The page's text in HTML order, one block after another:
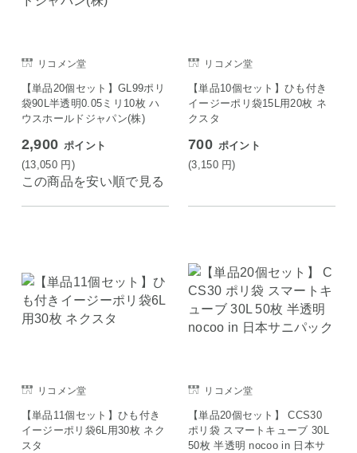
リコメン堂
【単品20個セット】GL99ポリ
袋90L半透明0.05ミリ10枚 ハ
ウスホールドジャパン(株)
2,900 ポイント
(13,050 円 )
この商品を安い順で見る
リコメン堂
【単品10個セット】ひも付き
イージーポリ袋15L用20枚 ネ
クスタ
700 ポイント
(3,150 円)
リコメン堂
【単品11個セット】ひも付き
イージーポリ袋6L用30枚 ネク
スタ
リコメン堂
【単品20個セット】 CCS30
ポリ袋 スマートキューブ 30L
50枚 半透明 nocoo in 日本サ